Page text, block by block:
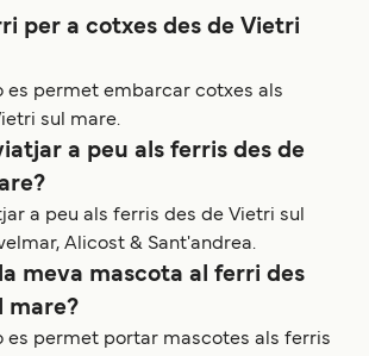
per a cotxes des de Vietri
es permet embarcar cotxes als
sul mare.
a peu als ferris des de
a peu als ferris des de Vietri sul
Alicost & Sant'andrea.
meva mascota al ferri des
mare?
es permet portar mascotes als ferris